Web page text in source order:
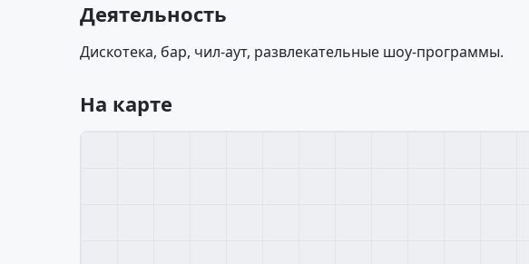
Деятельность
Дискотека, бар, чил-аут, развлекательные шоу-программы.
На карте